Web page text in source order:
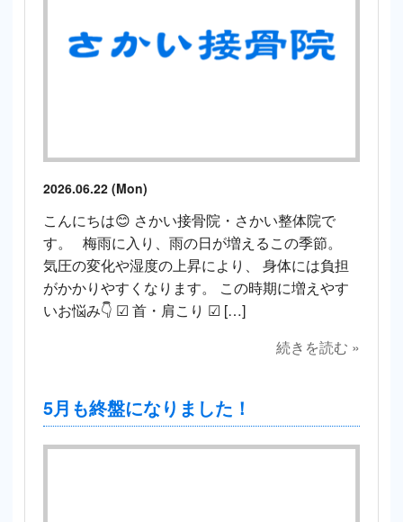
2026.06.22 (Mon)
こんにちは😊 さかい接骨院・さかい整体院で
す。 梅雨に入り、雨の日が増えるこの季節。
気圧の変化や湿度の上昇により、 身体には負担
がかかりやすくなります。 この時期に増えやす
いお悩み👇 ☑ 首・肩こり ☑ […]
続きを読む »
5月も終盤になりました！